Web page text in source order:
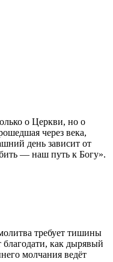
о Церкви, но о
через века,
день зависит от
— наш путь к Богу».
требует тишины
как дырявый
молчания ведёт